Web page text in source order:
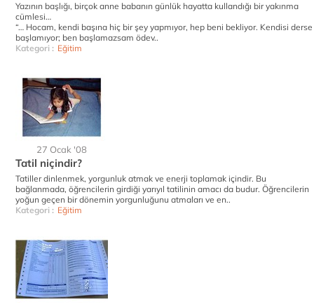
Yazının başlığı, birçok anne babanın günlük hayatta kullandığı bir yakınma
cümlesi…
“… Hocam, kendi başına hiç bir şey yapmıyor, hep beni bekliyor. Kendisi derse
başlamıyor; ben başlamazsam ödev..
Kategori : Eğitim
27 Ocak '08
Tatil niçindir?
Tatiller dinlenmek, yorgunluk atmak ve enerji toplamak içindir. Bu
bağlanmada, öğrencilerin girdiği yarıyıl tatilinin amacı da budur. Öğrencilerin
yoğun geçen bir dönemin yorgunluğunu atmaları ve en..
Kategori : Eğitim